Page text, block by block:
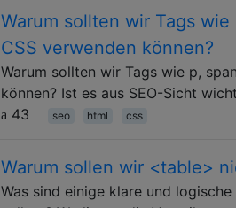
Warum sollten wir Tags
CSS verwenden können?
Warum sollten wir Tags wie p,
können? Ist es aus SEO-Sicht
43
seo html css
Warum sollen wir <table>
Was sind einige klare und